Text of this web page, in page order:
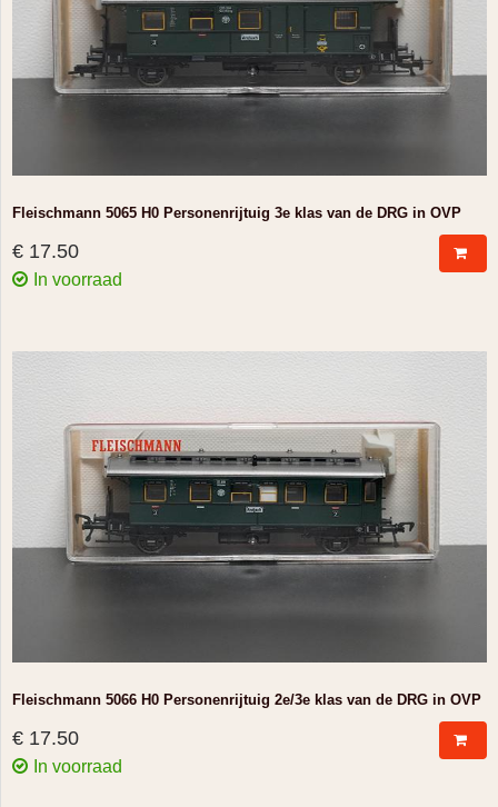
Fleischmann 5065 H0 Personenrijtuig 3e klas van de DRG in OVP
€ 17.50
In voorraad
Fleischmann 5066 H0 Personenrijtuig 2e/3e klas van de DRG in OVP
€ 17.50
In voorraad